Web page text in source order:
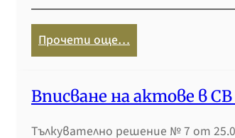
б
и
н
с
1
6
–
з
с
Прочети още…
Н
р
ч
Вписване на актове в
Тълкувателно решение № 7 от